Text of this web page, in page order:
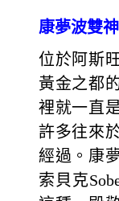
康夢波雙
位於阿斯
黃金之都
裡就一直
許多往來
經過。康
索貝克